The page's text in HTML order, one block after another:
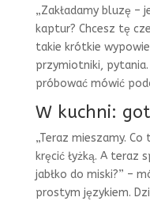
„Zakładamy bluzę –
kaptur? Chcesz tę
takie krótkie
przymiotniki, pytania.
próbować mówić
W kuchni:
„Teraz mieszamy.
kręcić łyżką. A teraz
jabłko do miski?” –
prostym językiem.